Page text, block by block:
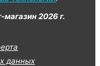
2026 г.
данных